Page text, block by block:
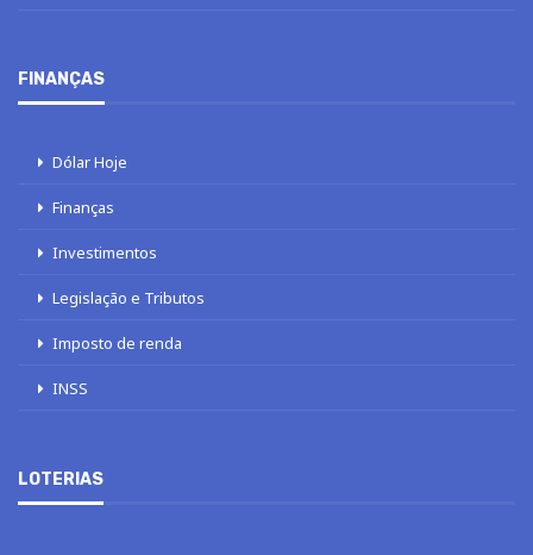
FINANÇAS
Dólar Hoje
Finanças
Investimentos
Legislação e Tributos
Imposto de renda
INSS
LOTERIAS